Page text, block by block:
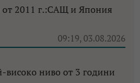
от 2011 г.:САЩ и Япония
09:19, 03.08.2026
ниво от 3 години